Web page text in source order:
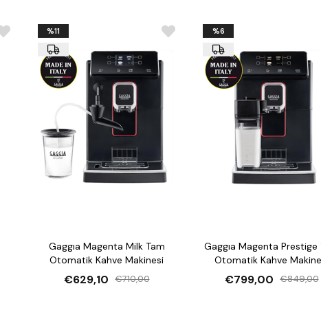
-
-
Gaggıa Magenta Milk Tam
Otomatik Kahve Makinesi
€629,10 €710,00
%11
Gaggıa Magenta Prestige
Otomatik Kahve
€799,00 €849,00
%6